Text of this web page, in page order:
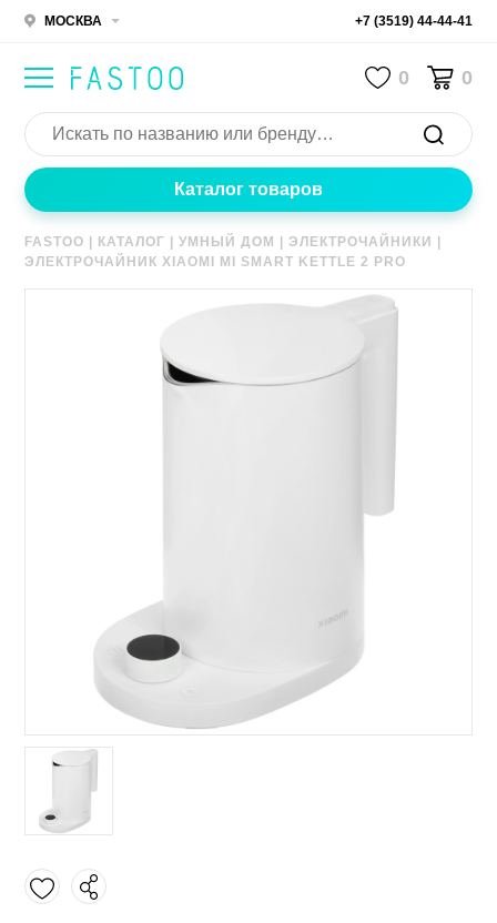
МОСКВА +7 (3519) 44-44-41
0 0
Каталог товаров
FASTOO КАТАЛОГ |УМНЫЙ ДОМ ЭЛЕКТРОЧАЙНИКИ
ЭЛЕКТРОЧАЙНИК XIAOMI MI SMART KETTLE 2 PRO